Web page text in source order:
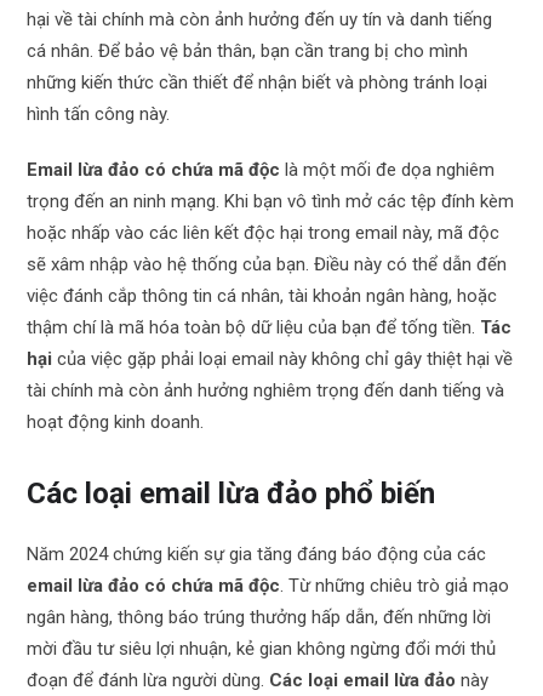
hại về tài chính mà còn ảnh hưởng đến uy tín và danh tiếng
cá nhân. Để bảo vệ bản thân, bạn cần trang bị cho mình
những kiến thức cần thiết để nhận biết và phòng tránh loại
hình tấn công này.
Email lừa đảo có chứa mã độc là một mối đe dọa nghiêm
trọng đến an ninh mạng. Khi bạn vô tình mở các tệp đính kèm
hoặc nhấp vào các liên kết độc hại trong email này, mã độc
sẽ xâm nhập vào hệ thống của bạn. Điều này có thể dẫn đến
việc đánh cắp thông tin cá nhân, tài khoản ngân hàng, hoặc
thậm chí là mã hóa toàn bộ dữ liệu của bạn để tống tiền. Tác
hại của việc gặp phải loại email này không chỉ gây thiệt hại về
tài chính mà còn ảnh hưởng nghiêm trọng đến danh tiếng và
hoạt động kinh doanh.
Các loại email lừa đảo phổ biến
Năm 2024 chứng kiến sự gia tăng đáng báo động của các
email lừa đảo có chứa mã độc. Từ những chiêu trò giả mạo
ngân hàng, thông báo trúng thưởng hấp dẫn, đến những lời
mời đầu tư siêu lợi nhuận, kẻ gian không ngừng đổi mới thủ
đoạn để đánh lừa người dùng. Các loại email lừa đảo này